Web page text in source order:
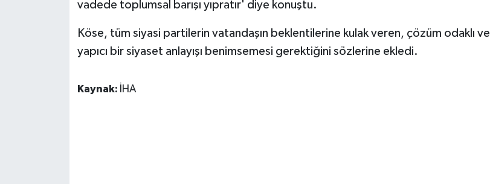
vadede toplumsal barışı yıpratır' diye konuştu.
Köse, tüm siyasi partilerin vatandaşın beklentilerine kulak veren, çözüm odaklı ve
yapıcı bir siyaset anlayışı benimsemesi gerektiğini sözlerine ekledi.
Kaynak: İHA